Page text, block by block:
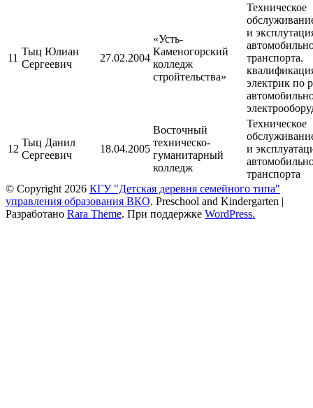
11
Тыц Юлиан
Сергеевич
27.02.2004
«Усть-
Каменогорский
колледж
стройтельства»
Техническое
и
транспорта.
электрик по
12
Тыц Данил
Сергеевич
18.04.2005
Восточный
техническо-
гуманитарный
колледж
Техническое
и
транспорта
© Copyright 2026 КГУ "Детская деревня семейного типа"
управления образования ВКО. Preschool and Kindergarten |
Разработано Rara Theme. При поддержке WordPress.